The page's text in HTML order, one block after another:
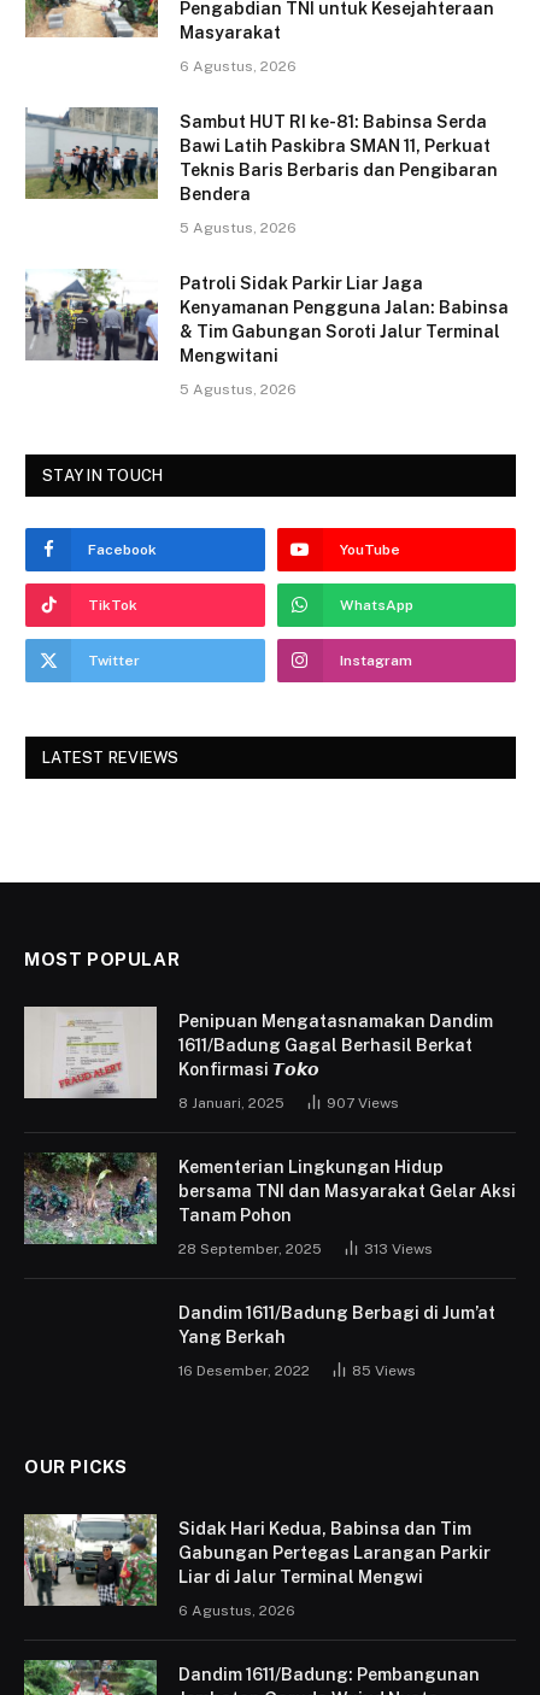
b
o
k
Pengabdian TNI untuk Kesejahteraan
Masyarakat
6 Agustus, 2026
Sambut HUT RI ke-81: Babinsa Serda
Bawi Latih Paskibra SMAN 11, Perkuat
Teknis Baris Berbaris dan Pengibaran
Bendera
5 Agustus, 2026
Patroli Sidak Parkir Liar Jaga
Kenyamanan Pengguna Jalan: Babinsa
& Tim Gabungan Soroti Jalur Terminal
Mengwitani
5 Agustus, 2026
STAY IN TOUCH
Facebook YouTube
TikTok WhatsApp
Twitter Instagram
LATEST REVIEWS
MOST POPULAR
Penipuan Mengatasnamakan Dandim
1611/Badung Gagal Berhasil Berkat
Konfirmasi 𝙏𝙤𝙠𝙤
8 Januari, 2025 907 Views
Kementerian Lingkungan Hidup
bersama TNI dan Masyarakat Gelar Aksi
Tanam Pohon
28 September, 2025 313 Views
Dandim 1611/Badung Berbagi di Jum’at
Yang Berkah
16 Desember, 2022 85 Views
OUR PICKS
Sidak Hari Kedua, Babinsa dan Tim
Gabungan Pertegas Larangan Parkir
Liar di Jalur Terminal Mengwi
6 Agustus, 2026
Dandim 1611/Badung: Pembangunan